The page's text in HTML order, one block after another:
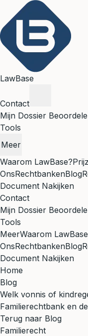
LawBase
Contact
Mijn Dossier
Tools
Meer
Waarom LawBase?
OnsRechtbankenBlog
Document Nakijken
Contact
Mijn Dossier
Tools
MeerWaarom
OnsRechtbankenBlog
Document Nakijken
Home
Blog
Welk vonnis of
Familierechtbank en
Terug naar Blog
Familierecht